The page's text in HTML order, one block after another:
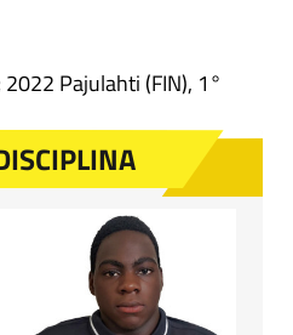
Pajulahti (FIN), 1°